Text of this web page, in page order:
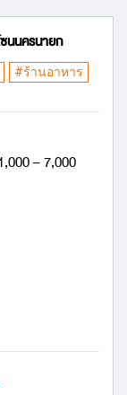
นนครนายก
#ร้านอาหาร
– 7,000